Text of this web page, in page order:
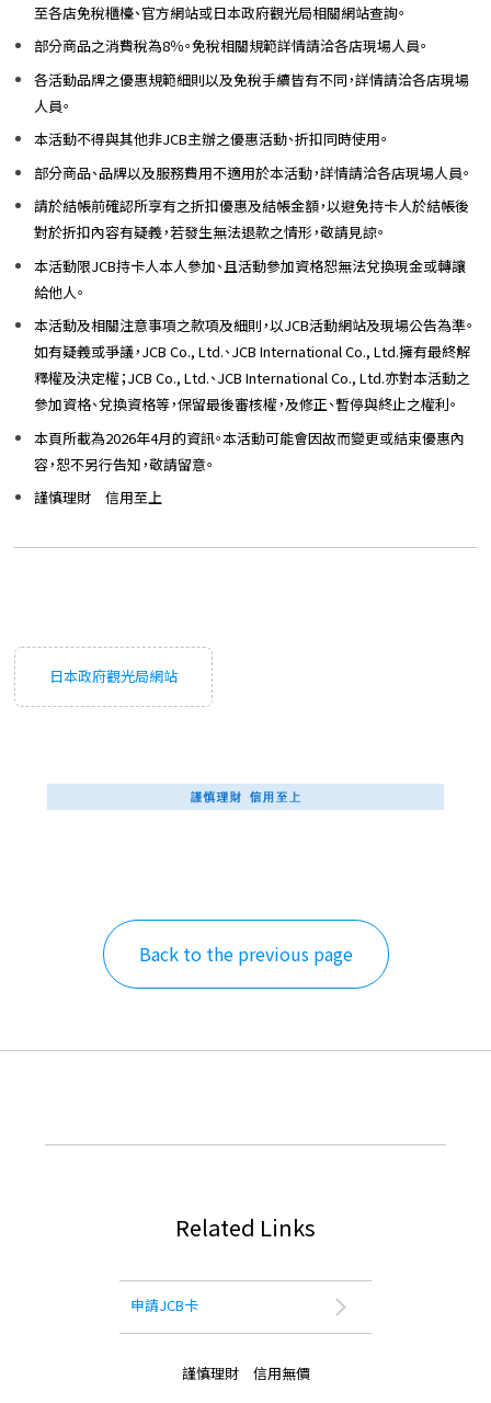
至各店免稅櫃檯、官方網站或日本政府觀光局相關網站查詢。
部分商品之消費稅為8％。免稅相關規範詳情請洽各店現場人員。
各活動品牌之優惠規範細則以及免稅手續皆有不同，詳情請洽各店現場
人員。
本活動不得與其他非JCB主辦之優惠活動、折扣同時使用。
部分商品、品牌以及服務費用不適用於本活動，詳情請洽各店現場人員。
請於結帳前確認所享有之折扣優惠及結帳金額，以避免持卡人於結帳後
對於折扣內容有疑義，若發生無法退款之情形，敬請見諒。
本活動限JCB持卡人本人參加、且活動參加資格恕無法兌換現金或轉讓
給他人。
本活動及相關注意事項之款項及細則，以JCB活動網站及現場公告為準。
如有疑義或爭議，JCB Co., Ltd.、JCB International Co., Ltd.擁有最終解
釋權及決定權；JCB Co., Ltd.、JCB International Co., Ltd.亦對本活動之
參加資格、兌換資格等，保留最後審核權，及修正、暫停與終止之權利。
本頁所載為2026年4月的資訊。本活動可能會因故而變更或結束優惠內
容，恕不另行告知，敬請留意。
謹慎理財 信用至上
日本政府觀光局網站
Back to the previous page
Related Links
申請JCB卡
謹慎理財 信用無價